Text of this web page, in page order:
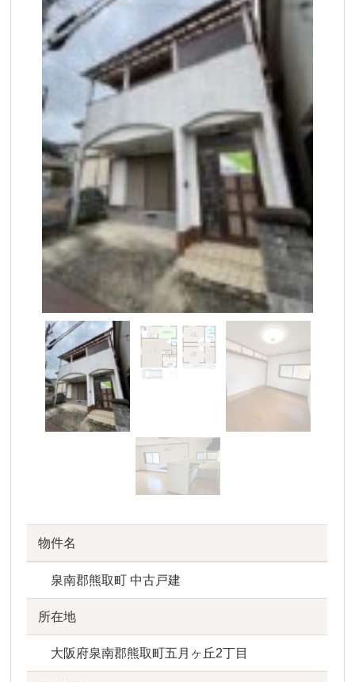
物件名
泉南郡熊取町 中古戸建
所在地
大阪府泉南郡熊取町五月ヶ丘2丁目